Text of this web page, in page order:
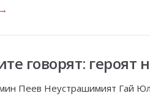
→
говорят:
Пеев Неустрашимият Гай